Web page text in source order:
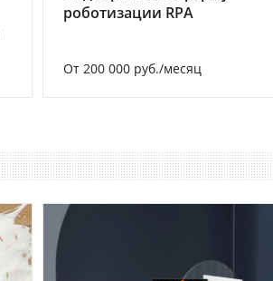
роботизации RPA
От 200 000 руб./месяц